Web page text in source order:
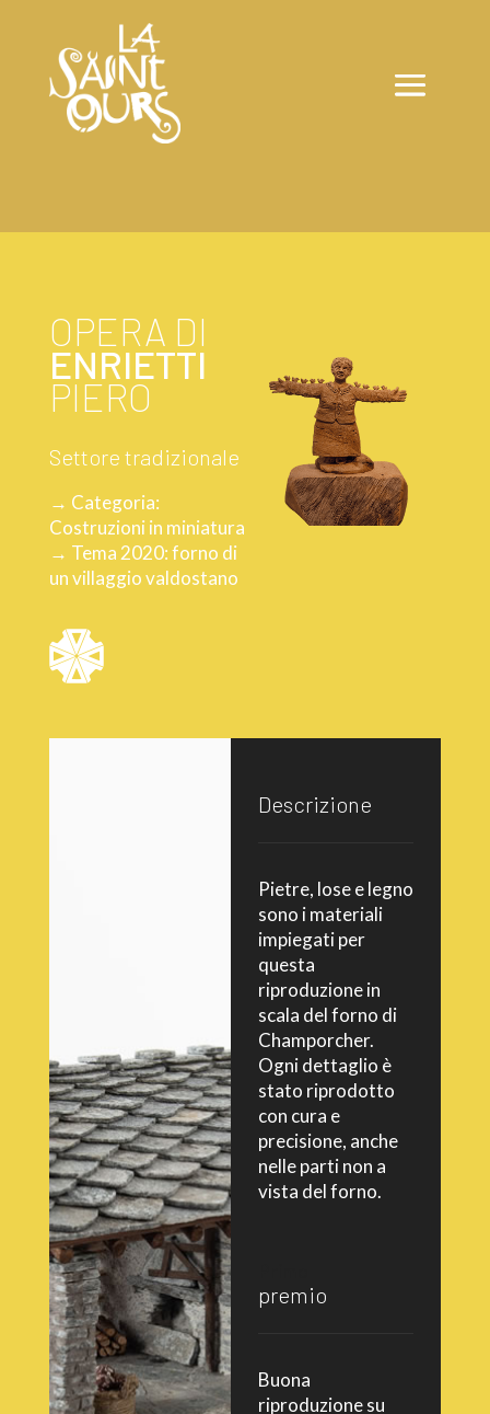
OPERA DI
ENRIETTI
PIERO
Settore tradizionale
→ Categoria:
Costruzioni in miniatura
→ Tema 2020: forno di
un villaggio valdostano
Descrizione
Pietre, lose e legno
sono i materiali
impiegati per
questa
riproduzione in
scala del forno di
Champorcher.
Ogni dettaglio è
stato riprodotto
con cura e
precisione, anche
nelle parti non a
vista del forno.
premio
Buona
riproduzione su